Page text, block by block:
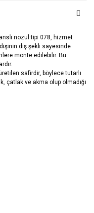
nozul tipi 078, hizmet
dış şekli sayesinde
monte edilebilir. Bu
safirdir, böylece tutarlı
çatlak ve akma olup olmadığı